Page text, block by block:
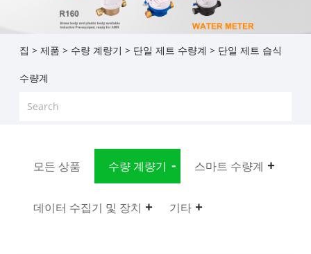
집 > 제품 > 수량 계량기 > 단일 제트 수량계 > 단일 제트 습식
수량계
모든 상품 수량 계량기 스마트 수량계
데이터 수집기 ​​및 장치 기타